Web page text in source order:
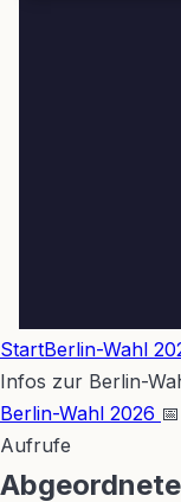
StartBerlin-Wahl
Infos zur Berlin-
Berlin-Wahl 2026
Aufrufe